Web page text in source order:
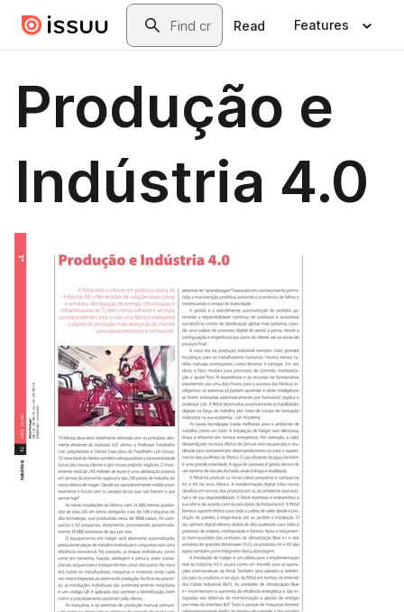
Skip to main contentSearch
Read Features
Produção e
Indústria 4.0